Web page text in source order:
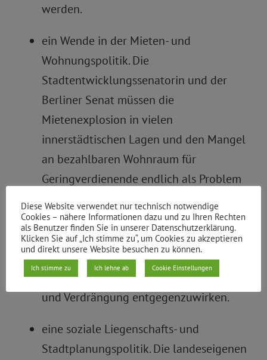
werden.
ein Wende in der Mieten- und
Wohnungspolitik. Die
Stadtentwicklungssenatorin und der
Berliner Senat müssen die
Mietenexplosion in vielen
innerstädtischen Lagen und den Mangel
an bezahlbaren Wohnraum für
Geringverdienende endlich als Problem
Zusammenhalt der Stadt begreifen. Es ist
höchste Zeit, dass auf Landesebene alle
bestehenden Möglichkeiten
ausgeschöpft werden, um Mietwucher
und Verdrängung entgegenzuwirken.
eine soziale Liegenschafts- und
Stadtplanungspolitik. Die landeseigenen
Diese Website verwendet nur technisch notwendige
Cookies – nähere Informationen dazu und zu Ihren Rechten
als Benutzer finden Sie in unserer Datenschutzerklärung.
Klicken Sie auf „Ich stimme zu“, um Cookies zu akzeptieren
und direkt unsere Website besuchen zu können.
Ich stimme zu Ich lehne ab Cookie Einstellungen